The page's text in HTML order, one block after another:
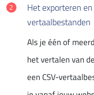
Het exporteren
vertaalbestanden
Als je één of
het vertalen van
een CSV-